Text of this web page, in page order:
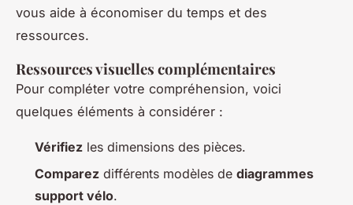
vous aide à économiser du temps et des
ressources.
Ressources visuelles complémentaires
Pour compléter votre compréhension, voici
quelques éléments à considérer :
Vérifiez les dimensions des pièces.
Comparez différents modèles de diagrammes
support vélo.